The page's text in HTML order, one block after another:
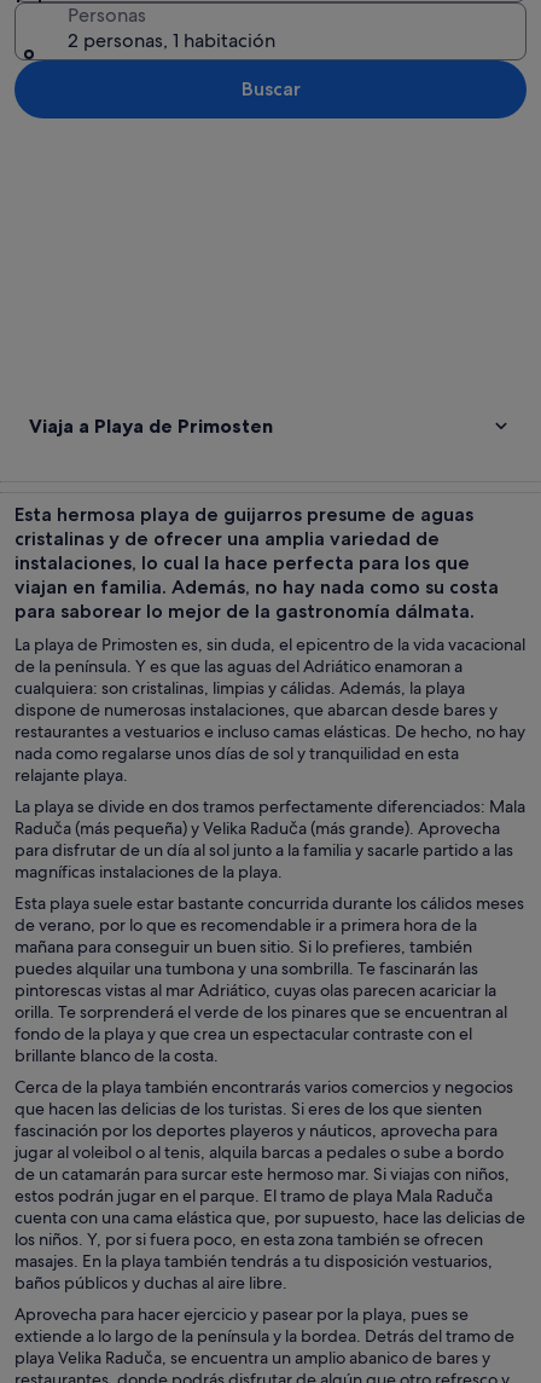
Personas
2 personas, 1 habitación
Buscar
Viaja a Playa de Primosten
Esta hermosa playa de guijarros presume de aguas
cristalinas y de ofrecer una amplia variedad de
instalaciones, lo cual la hace perfecta para los que
viajan en familia. Además, no hay nada como su costa
para saborear lo mejor de la gastronomía dálmata.
La playa de Primosten es, sin duda, el epicentro de la vida vacacional
de la península. Y es que las aguas del Adriático enamoran a
cualquiera: son cristalinas, limpias y cálidas. Además, la playa
dispone de numerosas instalaciones, que abarcan desde bares y
restaurantes a vestuarios e incluso camas elásticas. De hecho, no hay
nada como regalarse unos días de sol y tranquilidad en esta
relajante playa.
La playa se divide en dos tramos perfectamente diferenciados: Mala
Raduča (más pequeña) y Velika Raduča (más grande). Aprovecha
para disfrutar de un día al sol junto a la familia y sacarle partido a las
magníficas instalaciones de la playa.
Esta playa suele estar bastante concurrida durante los cálidos meses
de verano, por lo que es recomendable ir a primera hora de la
mañana para conseguir un buen sitio. Si lo prefieres, también
puedes alquilar una tumbona y una sombrilla. Te fascinarán las
pintorescas vistas al mar Adriático, cuyas olas parecen acariciar la
orilla. Te sorprenderá el verde de los pinares que se encuentran al
fondo de la playa y que crea un espectacular contraste con el
brillante blanco de la costa.
Cerca de la playa también encontrarás varios comercios y negocios
que hacen las delicias de los turistas. Si eres de los que sienten
fascinación por los deportes playeros y náuticos, aprovecha para
jugar al voleibol o al tenis, alquila barcas a pedales o sube a bordo
de un catamarán para surcar este hermoso mar. Si viajas con niños,
estos podrán jugar en el parque. El tramo de playa Mala Raduča
cuenta con una cama elástica que, por supuesto, hace las delicias de
los niños. Y, por si fuera poco, en esta zona también se ofrecen
masajes. En la playa también tendrás a tu disposición vestuarios,
baños públicos y duchas al aire libre.
Aprovecha para hacer ejercicio y pasear por la playa, pues se
extiende a lo largo de la península y la bordea. Detrás del tramo de
playa Velika Raduča, se encuentra un amplio abanico de bares y